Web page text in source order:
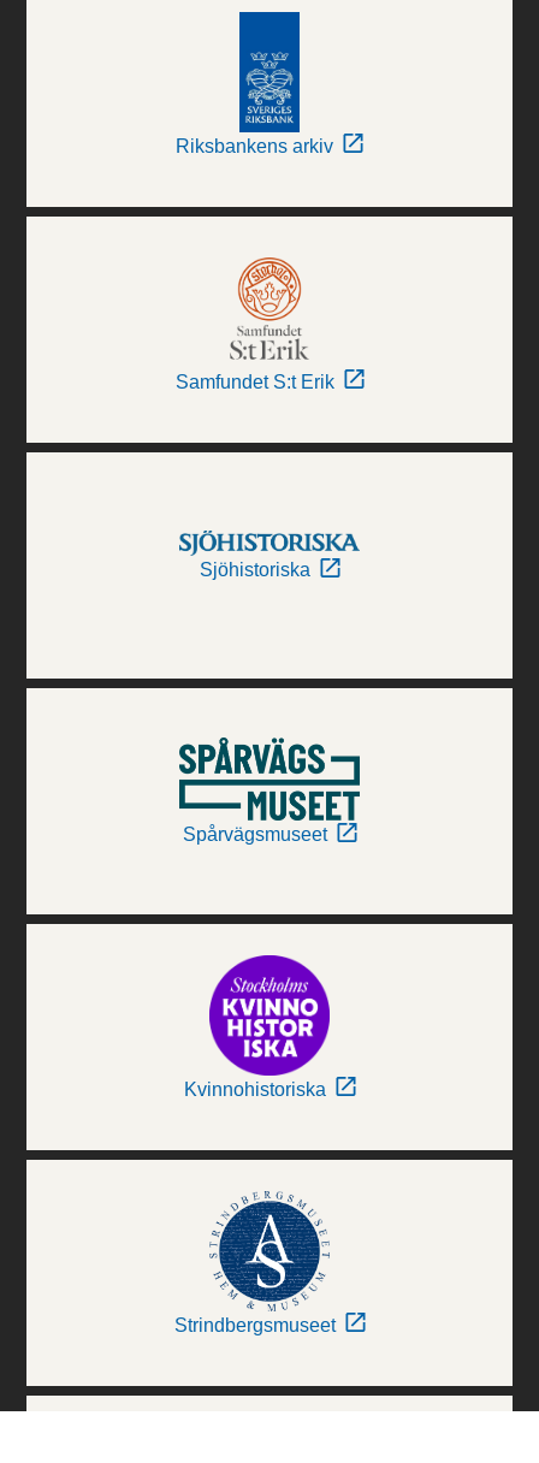
Riksbankens arkiv
Samfundet S:t Erik
Sjöhistoriska
Spårvägsmuseet
Kvinnohistoriska
Strindbergsmuseet